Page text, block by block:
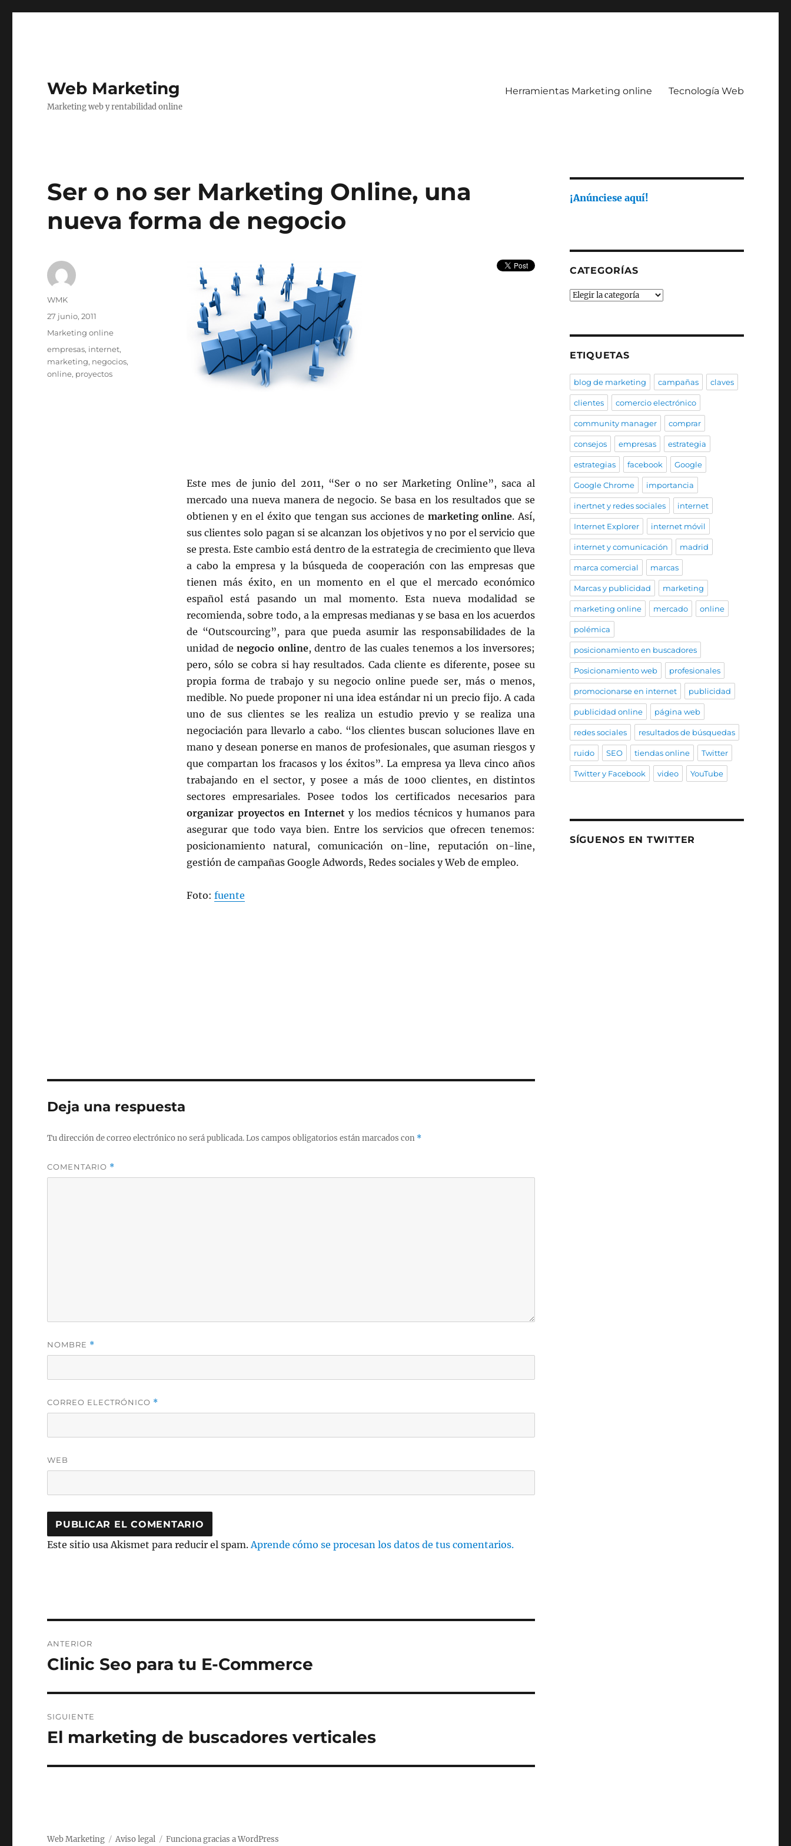
Web Marketing
Marketing web y rentabilidad online
Herramientas Marketing online Tecnología Web
Ser o no ser Marketing Online, una
nueva forma de negocio
Este mes de junio del 2011, “Ser o no ser Marketing Online”, saca al
mercado una nueva manera de negocio. Se basa en los resultados que se
obtienen y en el éxito que tengan sus acciones de marketing online. Así,
sus clientes solo pagan si se alcanzan los objetivos y no por el servicio que
se presta. Este cambio está dentro de la estrategia de crecimiento que lleva
a cabo la empresa y la búsqueda de cooperación con las empresas que
tienen más éxito, en un momento en el que el mercado económico
español está pasando un mal momento. Esta nueva modalidad se
recomienda, sobre todo, a la empresas medianas y se basa en los acuerdos
de “Outscourcing”, para que pueda asumir las responsabilidades de la
unidad denegocio online, dentro de las cuales tenemos a los inversores;
pero, sólo se cobra si hay resultados. Cada cliente es diferente, posee su
propia forma de trabajo y su negocio online puede ser, más o menos,
medible. No puede proponer ni una idea estándar ni un precio fijo. A cada
uno de sus clientes se les realiza un estudio previo y se realiza una
negociación para llevarlo a cabo. “los clientes buscan soluciones llave en
mano y desean ponerse en manos de profesionales, que asuman riesgos y
que compartan los fracasos y los éxitos”. La empresa ya lleva cinco años
trabajando en el sector, y posee a más de 1000 clientes, en distintos
sectores empresariales. Posee todos los certificados necesarios para
organizar proyectos en Internety los medios técnicos y humanos para
asegurar que todo vaya bien. Entre los servicios que ofrecen tenemos:
posicionamiento natural, comunicación on-line, reputación on-line,
gestión de campañas Google Adwords, Redes sociales y Web de empleo.
Foto: fuente
Autor
WMK
Publicado
27 junio, 2011
Categorías
Marketing online
Etiquetas
empresas, internet,
marketing, negocios,
online, proyectos
Deja una respuesta
Tu dirección de correo electrónico no será publicada.Los campos obligatorios están marcados con *
COMENTARIO *
NOMBRE *
CORREO ELECTRÓNICO *
WEB
Este sitio usa Akismet para reducir el spam.Aprende cómo se procesan los datos de tus comentarios.
de
ANTERIOR
Entrada
Clinic Seo para tu E-Commerce
SIGUIENTE
Entrada
El marketing de buscadores verticales
¡Anúnciese aquí!
CATEGORÍAS
Categorías
ETIQUETAS
blog de marketing campañas claves
clientes comercio electrónico
community manager comprar
consejos empresas estrategia
estrategias facebook Google
Google Chrome importancia
inertnet y redes sociales internet
Internet Explorer internet móvil
internet y comunicación madrid
marca comercial marcas
Marcas y publicidad marketing
marketing online mercado online
polémica
posicionamiento en buscadores
Posicionamiento web profesionales
promocionarse en internet publicidad
publicidad online página web
redes sociales resultados de búsquedas
ruido SEO tiendas online Twitter
Twitter y Facebook video YouTube
SÍGUENOS EN TWITTER
Web Marketing Aviso legal Funciona gracias a WordPress